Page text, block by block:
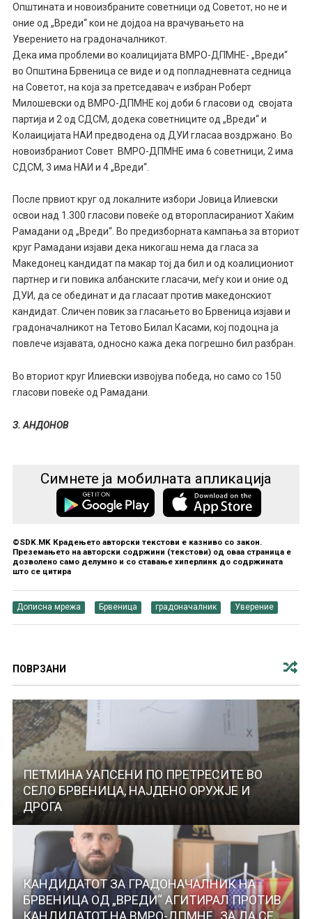
Општината и новоизбраните советници од Советот, но не и
оние од „Вреди“ кои не дојдоа на врачувањето на
Уверението на градоначалникот.
Дека има проблеми во коалицијата ВМРО-ДПМНЕ- „Вреди“
во Општина Брвеница се виде и од попладневната седница
на Советот, на која за претседавач е избран Роберт
Милошевски од ВМРО-ДПМНЕ кој доби 6 гласови од својата
партија и 2 од СДСМ, додека советниците од „Вреди“ и
Колаицијата НАИ предводена од ДУИ гласаа воздржано. Во
новоизбраниот Совет ВМРО-ДПМНЕ има 6 советници, 2 има
СДСМ, 3 има НАИ и 4 „Вреди“.
После првиот круг од локалните избори Јовица Илиевски
освои над 1.300 гласови повеќе од второпласираниот Хаќим
Рамадани од „Вреди“. Во предизборната кампања за вториот
круг Рамадани изјави дека никогаш нема да гласа за
Македонец кандидат па макар тој да бил и од коалициониот
партнер и ги повика албанските гласачи, меѓу кои и оние од
ДУИ, да се обединат и да гласаат против македонскиот
кандидат. Сличен повик за гласањето во Брвеница изјави и
градоначалникот на Тетово Билал Касами, кој подоцна ја
повлече изјавата, односно кажа дека погрешно бил разбран.
Во вториот круг Илиевски извојува победа, но само со 150
гласови повеќе од Рамадани.
З. АНДОНОВ
Симнете ја мобилната апликација
©SDK.MK Крадењето авторски текстови е казниво со закон.
Преземањето на авторски содржини (текстови) од оваа страница е
дозволено само делумно и со ставање хиперлинк до содржината
што се цитира
Дописна мрежа Брвеница градоначалник Уверение
ПОВРЗАНИ
ПЕТМИНА УАПСЕНИ ПО ПРЕТРЕСИТЕ ВО
СЕЛО БРВЕНИЦА, НАЈДЕНО ОРУЖЈЕ И
ДРОГА
КАНДИДАТОТ ЗА ГРАДОНАЧАЛНИК НА
БРВЕНИЦА ОД „ВРЕДИ“ АГИТИРАЛ ПРОТИВ
КАНДИДАТОТ НА ВМРО-ДПМНЕ „ЗА ДА СЕ